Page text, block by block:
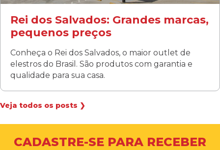
(41) 99249-4620
Rei dos Salvados: Grandes marcas,
pequenos preços
Conheça o Rei dos Salvados, o maior outlet de
elestros do Brasil. São produtos com garantia e
qualidade para sua casa.
Veja todos os posts ❯
CADASTRE-SE PARA RECEBER